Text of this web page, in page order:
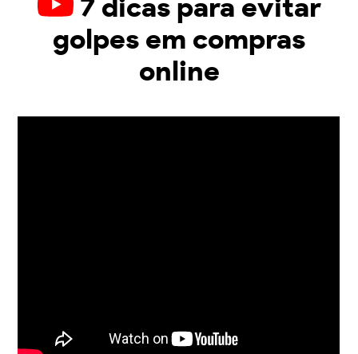
7 dicas para evitar
golpes em compras
online